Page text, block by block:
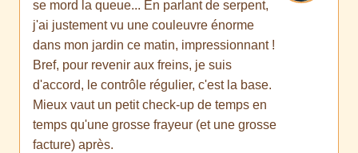
se mord la queue... En parlant de serpent,
j'ai justement vu une couleuvre énorme
dans mon jardin ce matin, impressionnant !
Bref, pour revenir aux freins, je suis
d'accord, le contrôle régulier, c'est la base.
Mieux vaut un petit check-up de temps en
temps qu'une grosse frayeur (et une grosse
facture) après.